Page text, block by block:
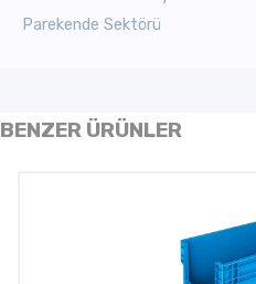
Parekende Sektörü
BENZER ÜRÜNLER